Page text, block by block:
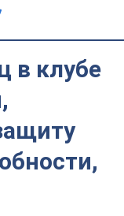
в клубе